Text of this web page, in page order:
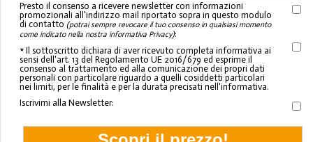
Presto il consenso a ricevere newsletter con informazioni
promozionali all'indirizzo mail riportato sopra in questo modulo
di contatto (potrai sempre revocare il tuo consenso in qualsiasi momento
come indicato nella nostra informativa Privacy):
* Il sottoscritto dichiara di aver ricevuto completa informativa ai
sensi dell'art. 13 del Regolamento UE 2016/679 ed esprime il
consenso al trattamento ed alla comunicazione dei propri dati
personali con particolare riguardo a quelli cosiddetti particolari
nei limiti, per le finalità e per la durata precisati nell'informativa.
Iscrivimi alla Newsletter: